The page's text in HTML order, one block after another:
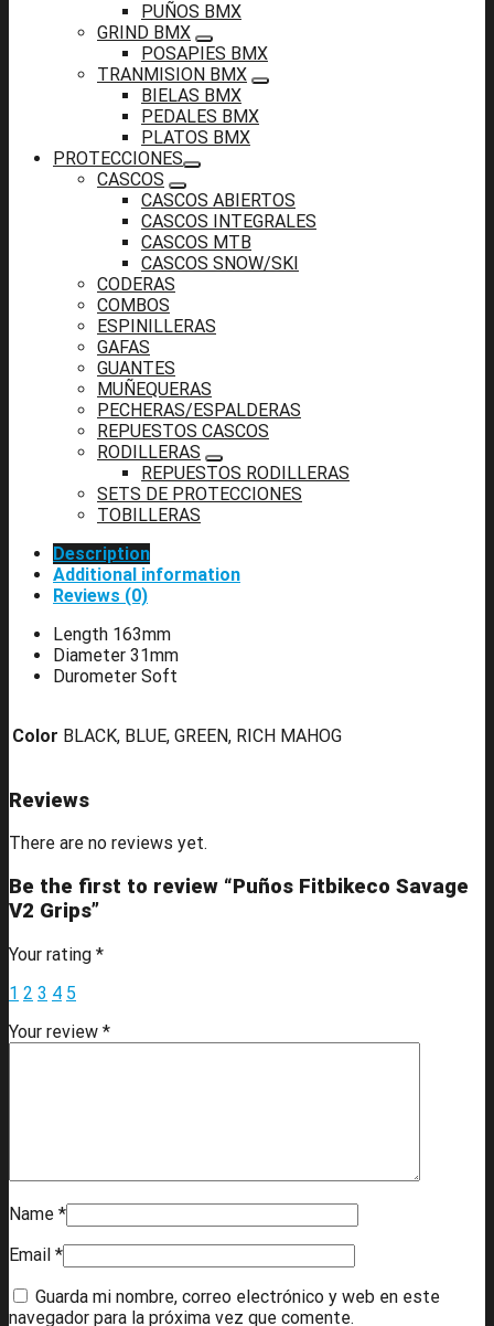
PUÑOS BMX
GRIND BMX
POSAPIES BMX
TRANMISION BMX
BIELAS BMX
PEDALES BMX
PLATOS BMX
PROTECCIONES
CASCOS
CASCOS ABIERTOS
CASCOS INTEGRALES
CASCOS MTB
CASCOS SNOW/SKI
CODERAS
COMBOS
ESPINILLERAS
GAFAS
GUANTES
MUÑEQUERAS
PECHERAS/ESPALDERAS
REPUESTOS CASCOS
RODILLERAS
REPUESTOS RODILLERAS
SETS DE PROTECCIONES
TOBILLERAS
Description
Additional information
Reviews (0)
Length 163mm
Diameter 31mm
Durometer Soft
Color BLACK, BLUE, GREEN, RICH MAHOG
Reviews
There are no reviews yet.
Be the first to review “Puños Fitbikeco Savage
V2 Grips”
Your rating *
1 2 3 4 5
Your review *
Name *
Email *
Guarda mi nombre, correo electrónico y web en este
navegador para la próxima vez que comente.